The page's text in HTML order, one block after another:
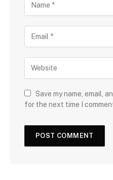
Save my name, email,
for the next time I